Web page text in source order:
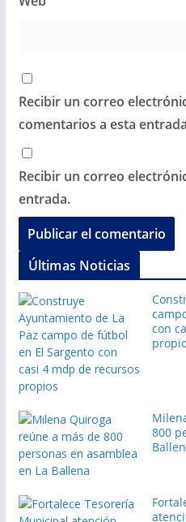
Recibir un correo
comentarios a esta
Recibir un correo
entrada.
Últimas Noticias
con
800